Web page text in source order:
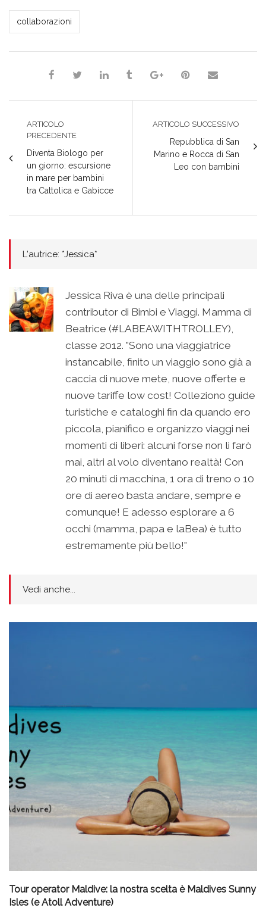
*Jessica*
collaborazioni
ARTICOLO
PRECEDENTE
Diventa Biologo per
un giorno: escursione
in mare per bambini
tra Cattolica e Gabicce
ARTICOLO SUCCESSIVO
Repubblica di San
Marino e Rocca di San
Leo con bambini
L'autrice: *Jessica*
Jessica Riva è una delle principali
contributor di Bimbi e Viaggi. Mamma di
Beatrice (#LABEAWITHTROLLEY),
classe 2012. "Sono una viaggiatrice
instancabile, finito un viaggio sono già a
caccia di nuove mete, nuove offerte e
nuove tariffe low cost! Colleziono guide
turistiche e cataloghi fin da quando ero
piccola, pianifico e organizzo viaggi nei
momenti di liberi: alcuni forse non li farò
mai, altri al volo diventano realtà! Con
20 minuti di macchina, 1 ora di treno o 10
ore di aereo basta andare, sempre e
comunque! E adesso esplorare a 6
occhi (mamma, papa e laBea) è tutto
estremamente più bello!"
Vedi anche...
Tour operator Maldive: la nostra scelta è Maldives Sunny
Isles (e Atoll Adventure)